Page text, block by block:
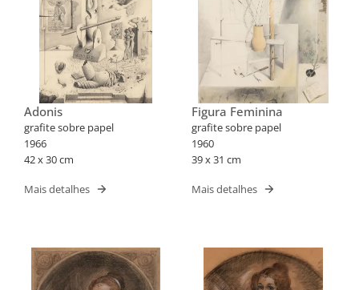
Adonis
grafite sobre papel
1966
42 x 30 cm
Mais detalhes
Figura Feminina
grafite sobre papel
1960
39 x 31 cm
Mais detalhes